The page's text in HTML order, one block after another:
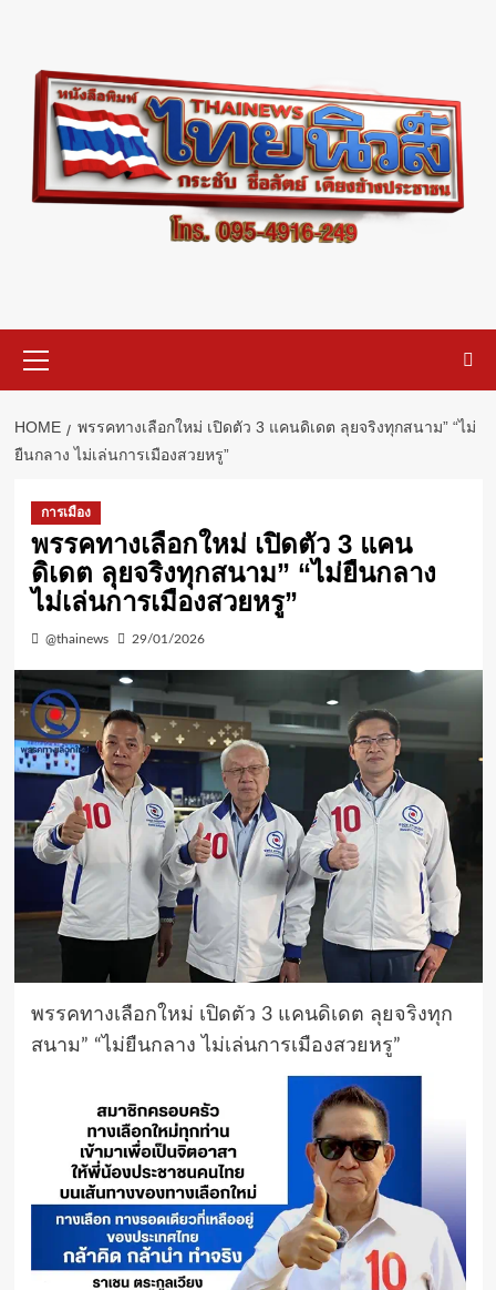
content
Menu
HOME
พรรคทางเลือกใหม่ เปิดตัว 3 แคนดิเดต ลุยจริงทุกสนาม” “ไม่
ยืนกลาง ไม่เล่นการเมืองสวยหรู”
การเมือง
พรรคทางเลือกใหม่ เปิดตัว 3 แคน
ดิเดต ลุยจริงทุกสนาม” “ไม่ยืนกลาง
ไม่เล่นการเมืองสวยหรู”
@thainews 29/01/2026
พรรคทางเลือกใหม่ เปิดตัว 3 แคนดิเดต ลุยจริงทุก
สนาม” “ไม่ยืนกลาง ไม่เล่นการเมืองสวยหรู”